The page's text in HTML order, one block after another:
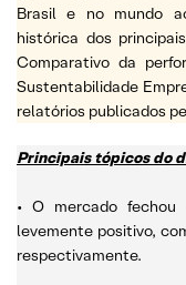
Brasil e no mundo
histórica dos
Comparativo da
Sustentabilidade
relatórios publicados
Principais tópicos do
• O mercado
levemente positivo,
respectivamente.